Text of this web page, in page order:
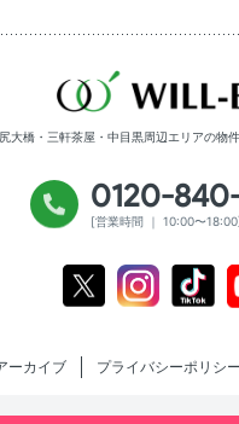
大橋・三軒茶屋・中目黒周辺エリアの物
0120-
[営業時間 ｜ 10:00〜
Instagram
ーカイブ プライバシーポリシー